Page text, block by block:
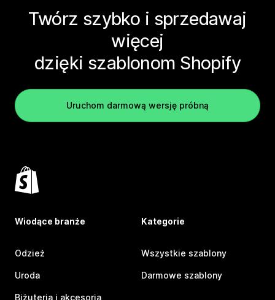
Twórz szybko i sprzedawaj
więcej
dzięki szablonom Shopify
Uruchom darmową wersję próbną
Wiodące branże
Odzież
Uroda
Biżuteria i akcesoria
Kategorie
Wszystkie szablony
Darmowe szablony